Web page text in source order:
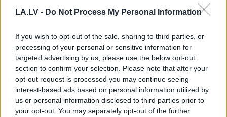
LA.LV - Do Not Process My Personal Information
If you wish to opt-out of the sale, sharing to third parties, or
processing of your personal or sensitive information for
targeted advertising by us, please use the below opt-out
section to confirm your selection. Please note that after your
opt-out request is processed you may continue seeing
interest-based ads based on personal information utilized by
us or personal information disclosed to third parties prior to
your opt-out. You may separately opt-out of the further
cilvēkus
būtu iespējami ilgāks